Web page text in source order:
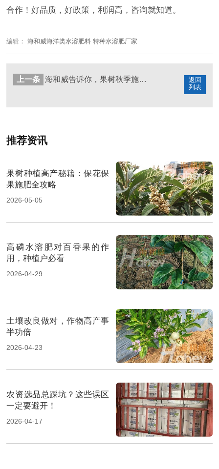
合作！好品质，好政策，利润高，咨询就知道。
编辑：海和威海洋类水溶肥料 特种水溶肥厂家
返回
列表
上一条 海和威告诉你，果树秋季施肥，记住两个70%！
推荐资讯
果树种植高产秘籍：保花保
果施肥全攻略
2026-05-05
高磷水溶肥对百香果的作
用，种植户必看
2026-04-29
土壤改良做对，作物高产事
半功倍
2026-04-23
农资选品总踩坑？这些误区
一定要避开！
2026-04-17